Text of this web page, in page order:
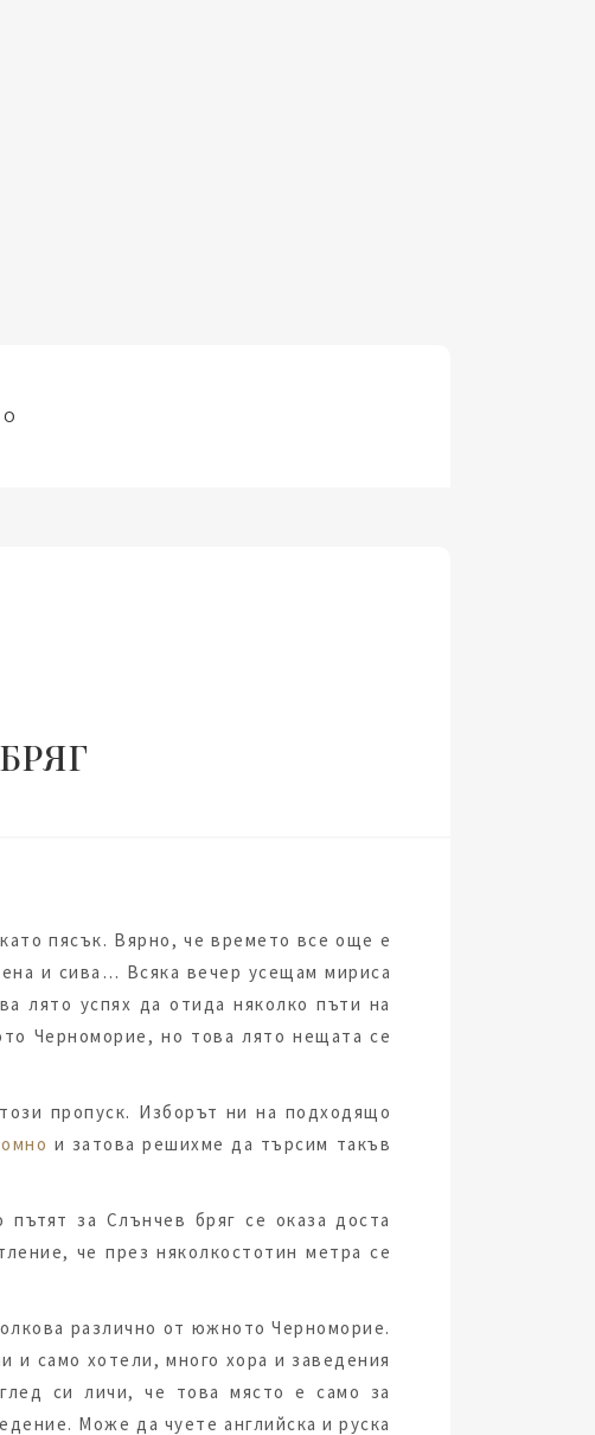
пясък. Вярно, че времето все още е
и сива… Всяка вечер усещам мириса
лято успях да отида няколко пъти на
Черноморие, но това лято нещата се
пропуск. Изборът ни на подходящо
и затова решихме да търсим такъв
за Слънчев бряг се оказа доста
че през няколкостотин метра се
различно от южното Черноморие.
и само хотели, много хора и заведения
си личи, че това място е само за
Може да чуете английска и руска